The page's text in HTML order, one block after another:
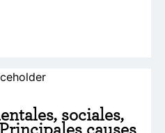
sociales,
causes